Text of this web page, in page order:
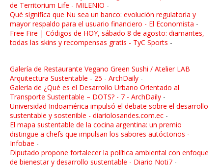
de Territorium Life - MILENIO -
Qué significa que Nu sea un banco: evolución regulatoria y
mayor respaldo para el usuario financiero - El Economista -
Free Fire | Códigos de HOY, sábado 8 de agosto: diamantes,
todas las skins y recompensas gratis - TyC Sports -
Galería de Restaurante Vegano Green Sushi / Atelier LAB
Arquitectura Sustentable - 25 - ArchDaily -
Galería de ¿Qué es el Desarrollo Urbano Orientado al
Transporte Sustentable – DOTS? - 7 - ArchDaily -
Universidad Indoamérica impulsó el debate sobre el desarrollo
sustentable y sostenible - diariolosandes.com.ec -
El mapa sustentable de la cocina argentina: un premio
distingue a chefs que impulsan los sabores autóctonos -
Infobae -
Diputado propone fortalecer la política ambiental con enfoque
de bienestar y desarrollo sustentable - Diario Noti7 -